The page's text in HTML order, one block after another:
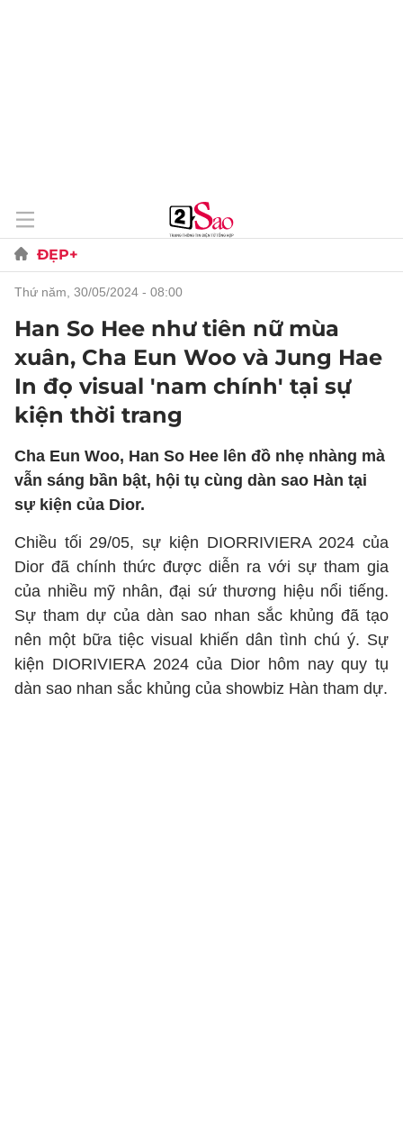
ĐẸP+
thứ năm, 30/05/2024 - 08:00
Han So Hee như tiên nữ mùa
xuân, Cha Eun Woo và Jung Hae
In đọ visual 'nam chính' tại sự
kiện thời trang
Cha Eun Woo, Han So Hee lên đồ nhẹ nhàng mà
vẫn sáng bần bật, hội tụ cùng dàn sao Hàn tại
sự kiện của Dior.
Chiều tối 29/05, sự kiện DIORRIVIERA 2024 của
Dior đã chính thức được diễn ra với sự tham gia
của nhiều mỹ nhân, đại sứ thương hiệu nổi tiếng.
Sự tham dự của dàn sao nhan sắc khủng đã tạo
nên một bữa tiệc visual khiến dân tình chú ý. Sự
kiện DIORIVIERA 2024 của Dior hôm nay quy tụ
dàn sao nhan sắc khủng của showbiz Hàn tham dự.